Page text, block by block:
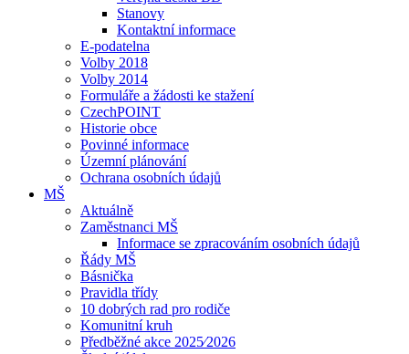
Stanovy
Kontaktní informace
E-podatelna
Volby 2018
Volby 2014
Formuláře a žádosti ke stažení
CzechPOINT
Historie obce
Povinné informace
Územní plánování
Ochrana osobních údajů
MŠ
Aktuálně
Zaměstnanci MŠ
Informace se zpracováním osobních údajů
Řády MŠ
Básnička
Pravidla třídy
10 dobrých rad pro rodiče
Komunitní kruh
Předběžné akce 2025⁄2026